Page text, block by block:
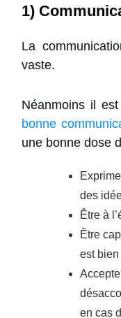
1)
La
vaste.
Néanmoins il
bonne
une bonne dose
des
Être à
Être
est bien
en cas